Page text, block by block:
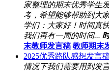
家整理的期末优秀学生
考，希望能够帮助到大
学们：大家好！时间真
我们再有一周的时间...
末教师发言稿 教师期末
2025优秀路队感想发言
情况下我们需要用到发